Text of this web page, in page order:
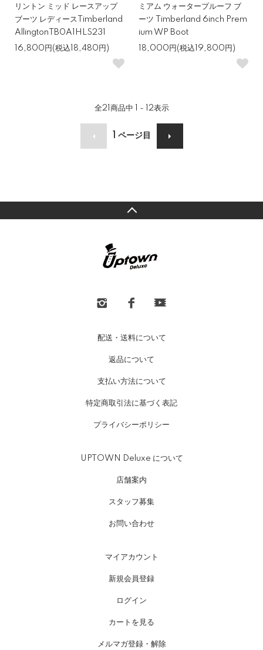
リントン ミッド レースアップ
ブーツ レディースTimberland
AllingtonTB0A1HLS231
16,800円(税込18,480円)
ミアム ウォータープルーフ ブ
ーツ Timberland 6inch Prem
ium WP Boot
18,000円(税込19,800円)
全21 商品中 1 - 12表示
ページ目
配送・送料について
返品について
支払い方法について
特定商取引法に基づく表記
プライバシーポリシー
UPTOWN Deluxe について
店舗案内
スタッフ募集
お問い合わせ
マイアカウント
新規会員登録
ログイン
カートを見る
メルマガ登録・解除